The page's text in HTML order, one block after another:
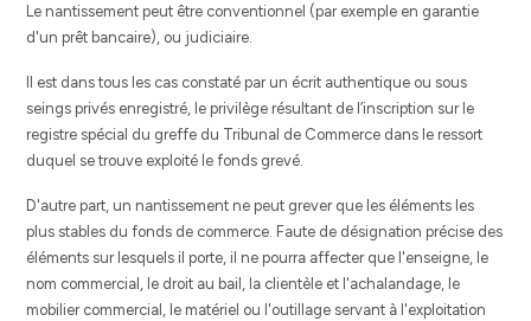
Le nantissement peut être conventionnel (par exemple en garantie
d'un prêt bancaire), ou judiciaire.
Il est dans tous les cas constaté par un écrit authentique ou sous
seings privés enregistré, le privilège résultant de l’inscription sur le
registre spécial du greffe du Tribunal de Commerce dans le ressort
duquel se trouve exploité le fonds grevé.
D'autre part, un nantissement ne peut grever que les éléments les
plus stables du fonds de commerce. Faute de désignation précise des
éléments sur lesquels il porte, il ne pourra affecter que l'enseigne, le
nom commercial, le droit au bail, la clientèle et l'achalandage, le
mobilier commercial, le matériel ou l'outillage servant à l'exploitation